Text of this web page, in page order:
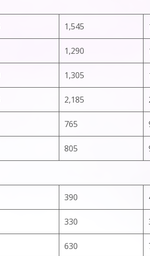
1,545
1,290
1,305
2,185
765
805
390
330
630